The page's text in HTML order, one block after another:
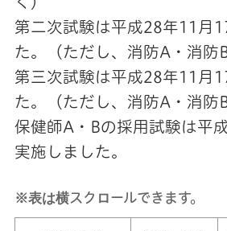
第二次試験は平成28年11月
た。（ただし、消防A・消防B
第三次試験は平成28年11月
た。（ただし、消防A・消防
保健師A・Bの採用試験は平
実施しました。
※表は横スクロールできます。